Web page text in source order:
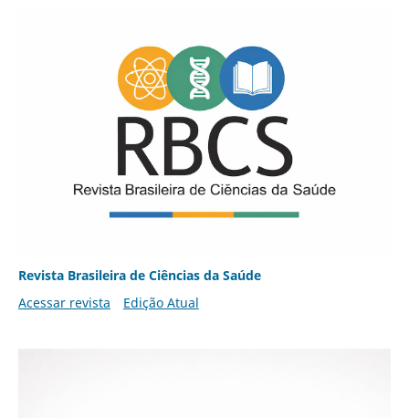
Revista Brasileira de Ciências da Saúde
Acessar revista
Edição Atual